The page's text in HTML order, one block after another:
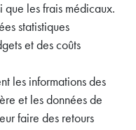
que les frais médicaux.
statistiques
et des coûts
les informations des
et les données de
faire des retours